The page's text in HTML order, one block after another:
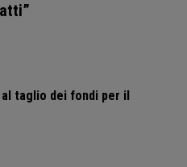
taglio dei fondi per il